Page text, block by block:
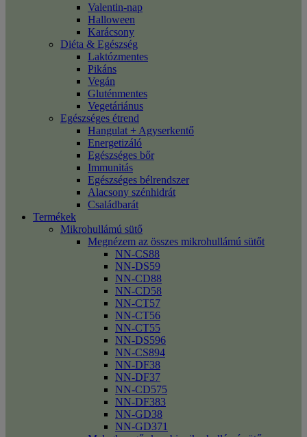
Valentin-nap
Halloween
Karácsony
Diéta & Egészség
Laktózmentes
Pikáns
Vegán
Gluténmentes
Vegetáriánus
Egészséges étrend
Hangulat + Agyserkentő
Energetizáló
Egészséges bőr
Immunitás
Egészséges bélrendszer
Alacsony szénhidrát
Családbarát
Termékek
Mikrohullámú sütő
Megnézem az összes mikrohullámú sütőt
NN-CS88
NN-DS59
NN-CD88
NN-CD58
NN-CT57
NN-CT56
NN-CT55
NN-DS596
NN-CS894
NN-DF38
NN-DF37
NN-CD575
NN-DF383
NN-GD38
NN-GD371